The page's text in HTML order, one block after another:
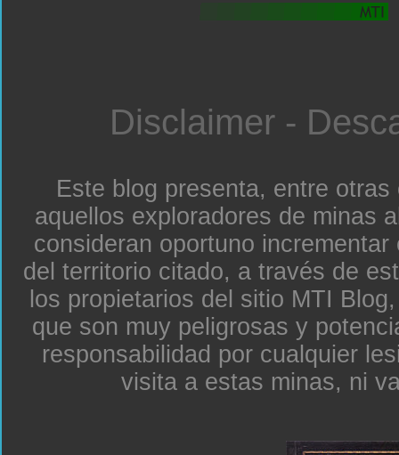
Disclaimer -
Este blog presenta, entre
aquellos exploradores de minas
consideran oportuno
del territorio citado, a través de
los propietarios del sitio MTI
que son muy peligrosas y
responsabilidad por cualquier
visita a estas minas, ni